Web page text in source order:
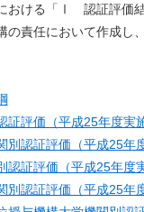
おける「Ⅰ 認証評価結
責任において作成し
評価（平成25年度実施
認証評価（平成25年
証評価（平成25年度実
認証評価（平成25年度